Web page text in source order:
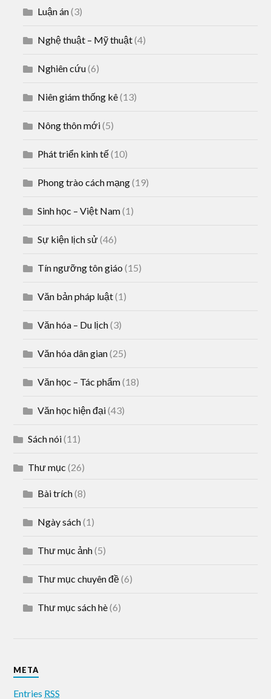
Luận án(3)
Nghệ thuật – Mỹ thuật(4)
Nghiên cứu(6)
Niên giám thống kê(13)
Nông thôn mới(5)
Phát triển kinh tế(10)
Phong trào cách mạng(19)
Sinh học – Việt Nam(1)
Sự kiện lịch sử(46)
Tín ngưỡng tôn giáo (15)
Văn bản pháp luật(1)
Văn hóa – Du lịch(3)
Văn hóa dân gian(25)
Văn học – Tác phẩm(18)
Văn học hiện đại(43)
Sách nói(11)
Thư mục (26)
Bài trích(8)
Ngày sách(1)
Thư mục ảnh(5)
Thư mục chuyên đề(6)
Thư mục sách hè(6)
META
Entries RSS